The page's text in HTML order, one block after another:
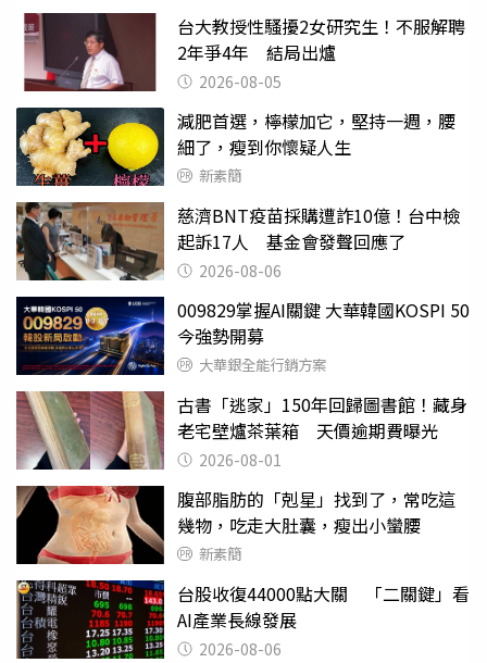
台大教授性騷擾2女研究生！不服解聘
2年爭4年 結局出爐
2026-08-05
減肥首選，檸檬加它，堅持一週，腰
細了，瘦到你懷疑人生
新素簡
慈濟BNT疫苗採購遭詐10億！台中檢
起訴17人 基金會發聲回應了
2026-08-06
009829掌握AI關鍵 大華韓國KOSPI 50
今強勢開募
大華銀全能行銷方案
古書「逃家」150年回歸圖書館！藏身
老宅壁爐茶葉箱 天價逾期費曝光
2026-08-01
腹部脂肪的「剋星」找到了，常吃這
幾物，吃走大肚囊，瘦出小蠻腰
新素簡
台股收復44000點大關 「二關鍵」看
AI產業長線發展
2026-08-06